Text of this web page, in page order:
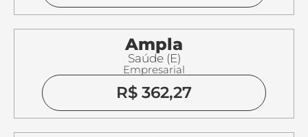
Ampla
Saúde (E)
Empresarial
R$ 362,27